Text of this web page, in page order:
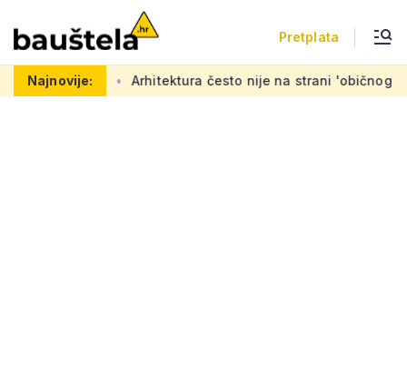
Pretplata
Najnovije:
Arhitektura često nije na strani 'običnog čovjeka': 'Mora